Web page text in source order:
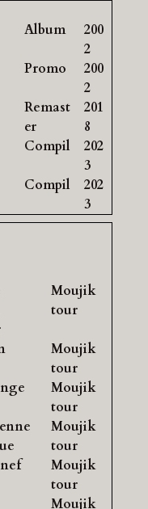
Album
200
2
Promo
200
2
Remast
er
201
8
Compil
202
3
Compil
202
3
Moujik
tour
Moujik
tour
Moujik
tour
Moujik
tour
Moujik
tour
Moujik